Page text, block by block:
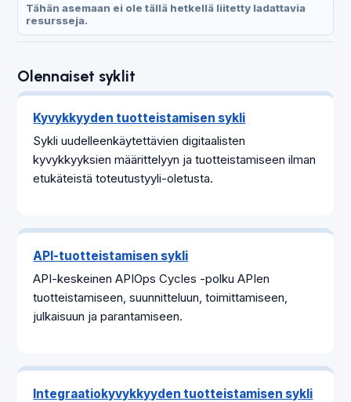
Tähän asemaan ei ole tällä hetkellä liitetty ladattavia
resursseja.
Olennaiset syklit
Kyvykkyyden tuotteistamisen sykli
Sykli uudelleenkäytettävien digitaalisten
kyvykkyyksien määrittelyyn ja tuotteistamiseen ilman
etukäteistä toteutustyyli-oletusta.
API-tuotteistamisen sykli
API-keskeinen APIOps Cycles -polku APIen
tuotteistamiseen, suunnitteluun, toimittamiseen,
julkaisuun ja parantamiseen.
Integraatiokyvykkyyden tuotteistamisen sykli